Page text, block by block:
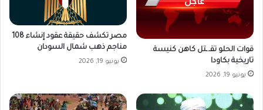
قوات الحلو تقـ.ـتل كاهن كنيسة
تاريخية بكاودا
يونيو 19, 2026
مصر تكشف حقيقة عقود إنشاء 108
مناجم ذهب شمال السودان
يونيو 19, 2026